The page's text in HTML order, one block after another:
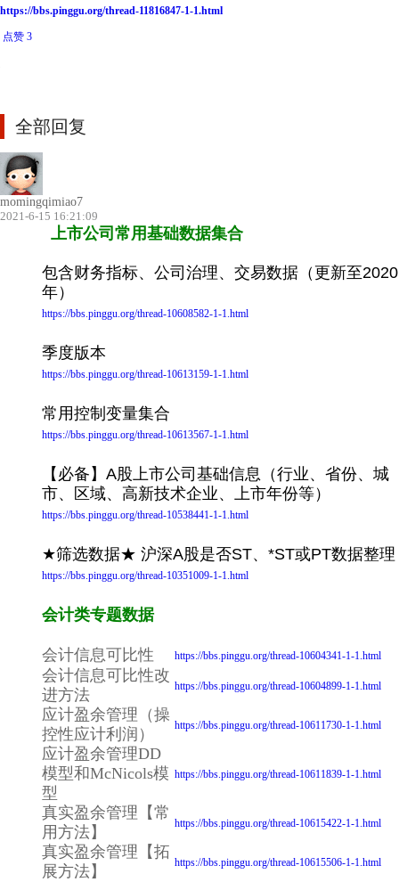
https://bbs.pinggu.org/thread-11816847-1-1.html
点赞 3
全部回复
momingqimiao7
2021-6-15 16:21:09
上市公司常用基础数据集合
包含财务指标、公司治理、交易数据（更新至2020
年）
https://bbs.pinggu.org/thread-10608582-1-1.html
季度版本
https://bbs.pinggu.org/thread-10613159-1-1.html
常用控制变量集合
https://bbs.pinggu.org/thread-10613567-1-1.html
【必备】A股上市公司基础信息（行业、省份、城
市、区域、高新技术企业、上市年份等）
https://bbs.pinggu.org/thread-10538441-1-1.html
★筛选数据★ 沪深A股是否ST、*ST或PT数据整理
https://bbs.pinggu.org/thread-10351009-1-1.html
会计类专题数据
会计信息可比性 https://bbs.pinggu.org/thread-10604341-1-1.html
会计信息可比性改
进方法
https://bbs.pinggu.org/thread-10604899-1-1.html
应计盈余管理（操
控性应计利润）
https://bbs.pinggu.org/thread-10611730-1-1.html
应计盈余管理DD
模型和McNicols模
型
https://bbs.pinggu.org/thread-10611839-1-1.html
真实盈余管理【常
用方法】
https://bbs.pinggu.org/thread-10615422-1-1.html
真实盈余管理【拓
展方法】
https://bbs.pinggu.org/thread-10615506-1-1.html